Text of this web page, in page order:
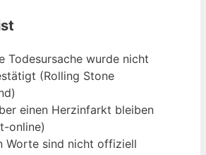
Todesursache wurde nicht
(Rolling Stone
einen Herzinfarkt bleiben
online)
Worte sind nicht offiziell